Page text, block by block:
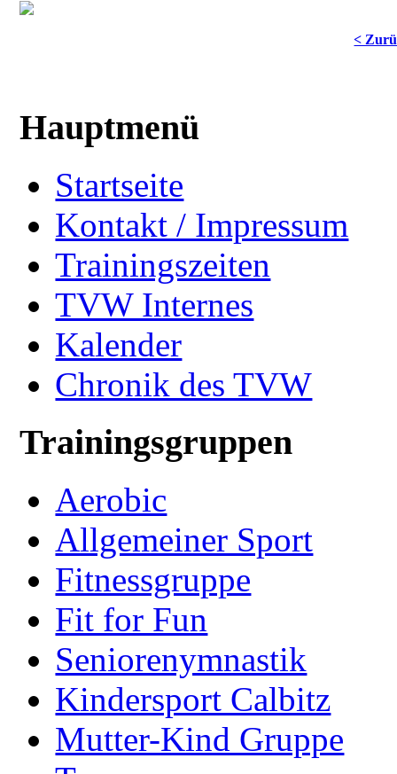
<
Hauptmenü
Startseite
Kontakt / Impressum
Trainingszeiten
TVW Internes
Kalender
Chronik des TVW
Trainingsgruppen
Aerobic
Allgemeiner Sport
Fitnessgruppe
Fit for Fun
Seniorenymnastik
Kindersport Calbitz
Mutter-Kind Gruppe